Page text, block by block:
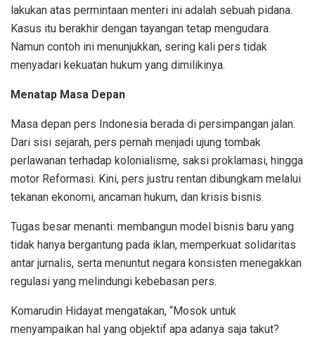
lakukan atas permintaan menteri ini adalah sebuah pidana.
Kasus itu berakhir dengan tayangan tetap mengudara.
Namun contoh ini menunjukkan, sering kali pers tidak
menyadari kekuatan hukum yang dimilikinya.
Menatap Masa Depan
Masa depan pers Indonesia berada di persimpangan jalan.
Dari sisi sejarah, pers pernah menjadi ujung tombak
perlawanan terhadap kolonialisme, saksi proklamasi, hingga
motor Reformasi. Kini, pers justru rentan dibungkam melalui
tekanan ekonomi, ancaman hukum, dan krisis bisnis.
Tugas besar menanti: membangun model bisnis baru yang
tidak hanya bergantung pada iklan, memperkuat solidaritas
antar jurnalis, serta menuntut negara konsisten menegakkan
regulasi yang melindungi kebebasan pers.
Komarudin Hidayat mengatakan, “Mosok untuk
menyampaikan hal yang objektif apa adanya saja takut?